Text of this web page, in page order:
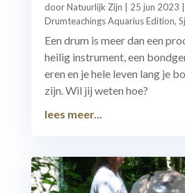
doorNatuurlijk Zijn 25 jun 2023
Drumteachings Aquarius Edition,
Een drum is meer dan een
heilig instrument, een
eren en je hele leven lang je
zijn. Wil jij weten hoe?
lees meer...